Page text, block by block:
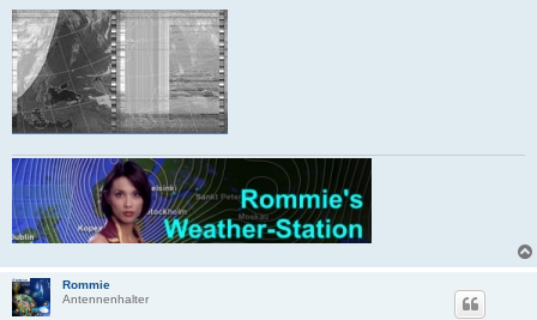
Rommie
Antennenhalter